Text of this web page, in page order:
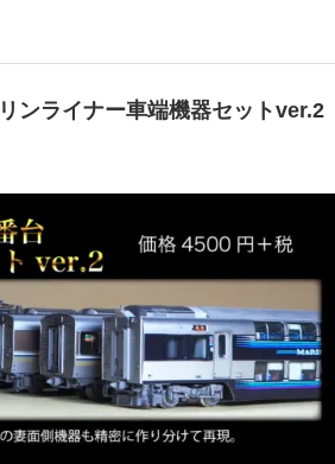
ンライナー車端機器セットver.2